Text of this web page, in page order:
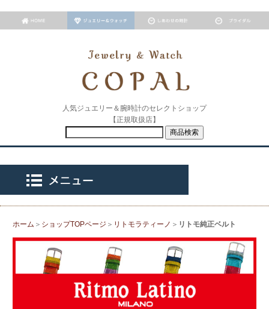
人気ジュエリー＆腕時計のセレクトショップ
【正規取扱店】
ホーム ＞ ショップTOPページ ＞ リトモラティーノ ＞ リトモ純正ベルト